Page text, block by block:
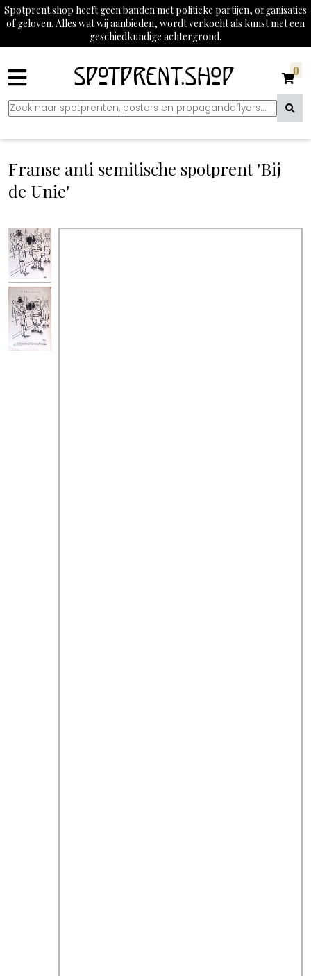
Spotprent.shop heeft geen banden met politieke partijen, organisaties
of geloven. Alles wat wij aanbieden, wordt verkocht als kunst met een
geschiedkundige achtergrond.
0
Franse anti semitische spotprent "Bij
de Unie"